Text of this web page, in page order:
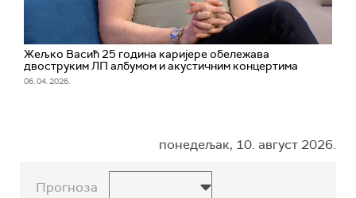
Жељко Васић 25 година каријере обележава
двоструким ЛП албумом и акустичним концертима
06. 04. 2026.
понедељак, 10. август 2026.
Прогноза